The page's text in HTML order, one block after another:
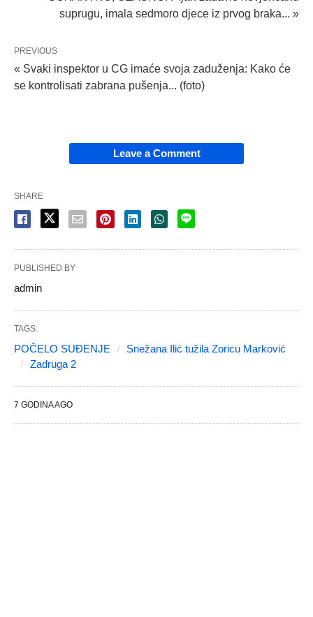
suprugu, imala sedmoro djece iz prvog braka... »
PREVIOUS
« Svaki inspektor u CG imaće svoja zaduženja: Kako će
se kontrolisati zabrana pušenja... (foto)
Leave a Comment
SHARE
PUBLISHED BY
admin
TAGS:
POČELO SUĐENJE
Snežana Ilić tužila Zoricu Marković
Zadruga 2
7 GODINA AGO